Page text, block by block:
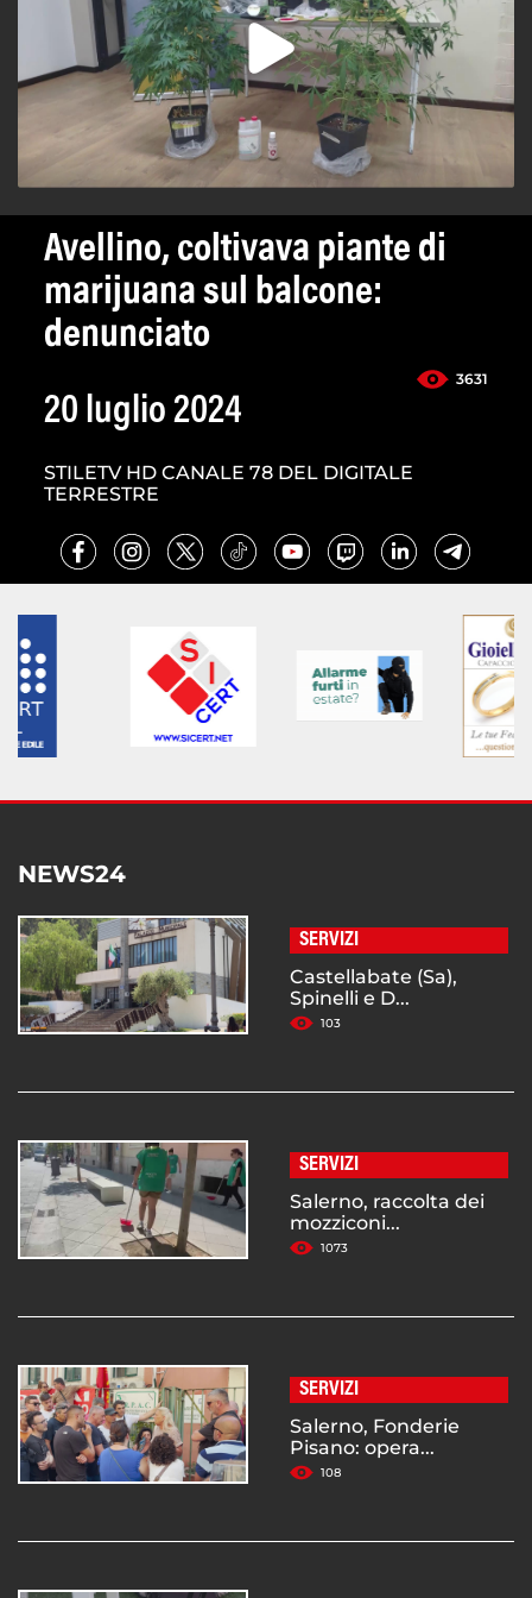
Avellino, coltivava piante di
marijuana sul balcone:
denunciato
3631
20 luglio 2024
STILETV HD CANALE 78 DEL DIGITALE
TERRESTRE
NEWS24
SERVIZI
Castellabate (Sa),
Spinelli e D...
103
SERVIZI
Salerno, raccolta dei
mozziconi...
1073
SERVIZI
Salerno, Fonderie
Pisano: opera...
108